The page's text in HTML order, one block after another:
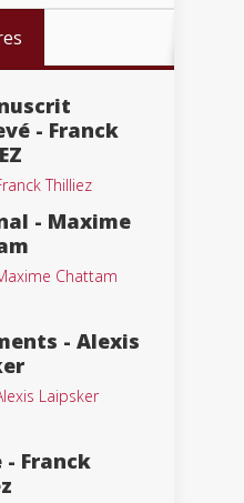
- Franck
Thilliez
- Maxime
Chattam
- Alexis
Laipsker
- Franck